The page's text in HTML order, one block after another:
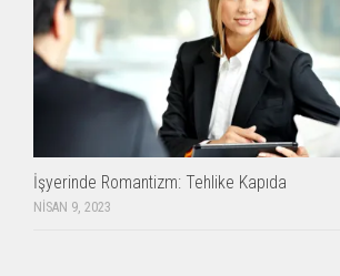
İşyerinde Romantizm: Tehlike Kapıda
NISAN 9, 2023